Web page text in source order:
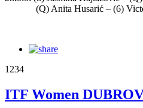
(Q) Anita Husarić – (6)
1234
ITF Women